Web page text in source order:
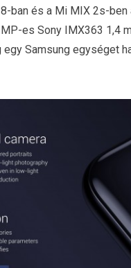
ban és a Mi MIX 2s-
es Sony IMX363 1,4
Samsung egységet